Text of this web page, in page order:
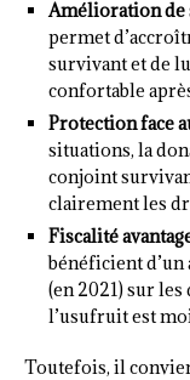
Amélioration de
permet
survivant et de
confortable
Protection face
situations, la
conjoint
clairement les
Fiscalité
bénéficient d’un
(en 2021) sur
l’usufruit est
Toutefois, il